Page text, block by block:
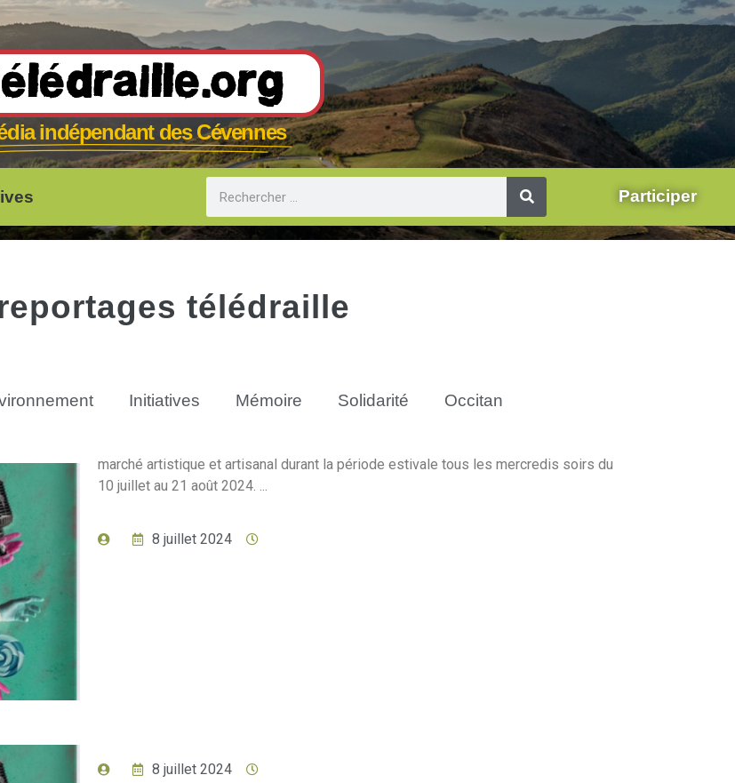
indépendant des Cévennes
Participer
télédraille
Initiatives Mémoire Solidarité Occitan
marché artistique et artisanal durant la période estivale tous les mercredis soirs du
10 juillet au 21 août 2024. ...
8 juillet 2024
8 juillet 2024